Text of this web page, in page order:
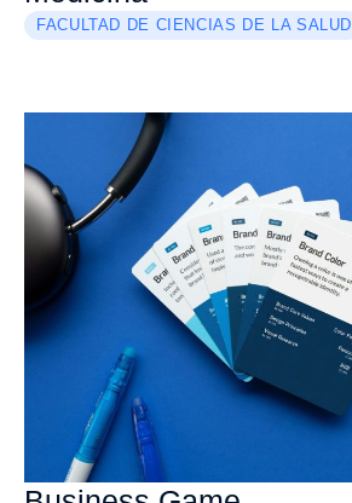
FACULTAD DE CIENCIAS DE LA SALUD